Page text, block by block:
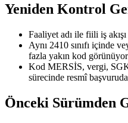
Yeniden Kontrol
Faaliyet adı ile fiili iş
Aynı 2410 sınıfı içinde
fazla yakın kod
Kod MERSİS, vergi,
sürecinde resmî
Önceki Sürümden